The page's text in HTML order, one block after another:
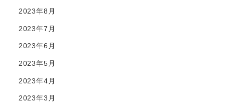
2023年8月
2023年7月
2023年6月
2023年5月
2023年4月
2023年3月